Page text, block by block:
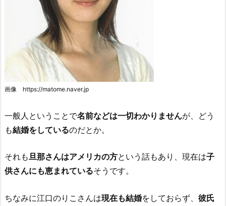
画像 https://matome.naver.jp
一般人ということで名前などは一切わかりませんが、どう
も結婚をしているのだとか。
それも旦那さんはアメリカの方という話もあり、現在は子
供さんにも恵まれているそうです。
ちなみに江口のりこさんは現在も結婚をしておらず、 彼氏